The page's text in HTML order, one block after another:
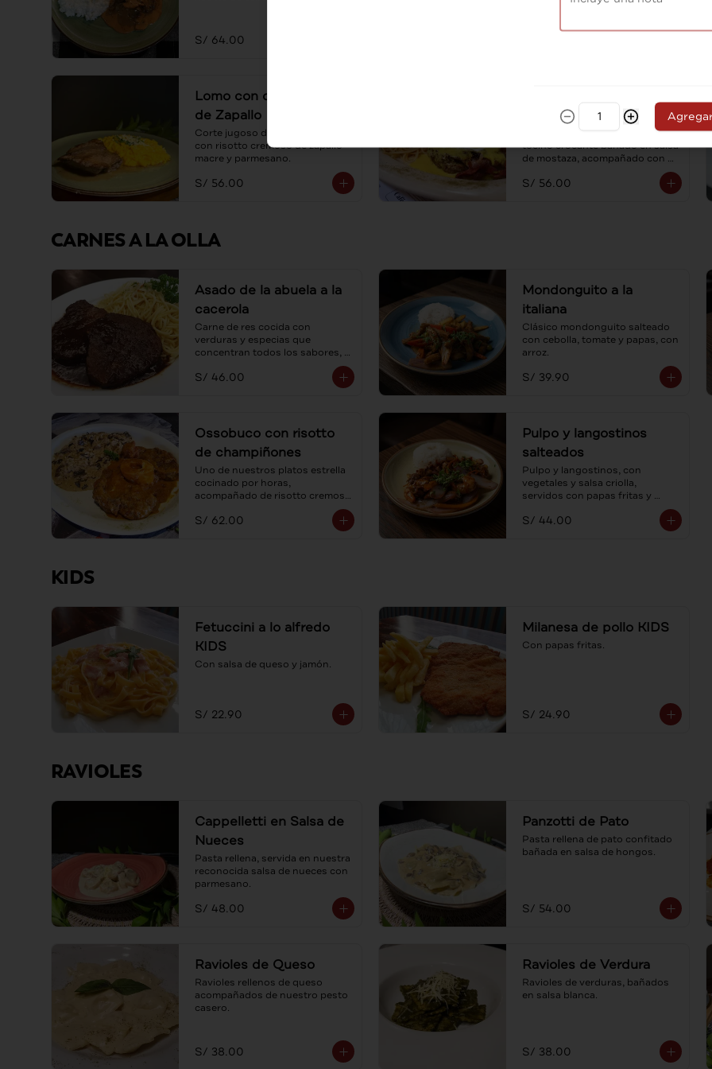
S/ 64.00
Lomo con con Risotto
de Zapallo
Corte jugoso de lomo servido
con risotto cremoso de zapallo
macre y parmesano.
S/ 56.00
crocante
Medallón de lomo coronado con
tocino crocante bañado en salsa
de mostaza, acompañado con
spaghetti al ajo y aceite de oliva.
S/ 56.00
CARNES A LA OLLA
Asado de la abuela a la
cacerola
Carne de res cocida con
verduras y especias que
concentran todos los sabores,
acompañada con spaguetti a la
mantequilla.
S/ 46.00
Mondonguito a la
italiana
Clásico mondonguito salteado
con cebolla, tomate y papas, con
arroz.
S/ 39.90
Ossobuco con risotto
de champiñones
Uno de nuestros platos estrella
cocinado por horas,
acompañado de risotto cremoso
parmesano.
S/ 62.00
Pulpo y langostinos
salteados
Pulpo y langostinos, con
vegetales y salsa criolla,
servidos con papas fritas y
arroz. Al estilo lomo saltado, un
mar de sabores.
S/ 44.00
KIDS
Fetuccini a lo alfredo
KIDS
Con salsa de queso y jamón.
S/ 22.90
Milanesa de pollo KIDS
Con papas fritas.
S/ 24.90
RAVIOLES
Cappelletti en Salsa de
Nueces
Pasta rellena, servida en nuestra
reconocida salsa de nueces con
parmesano.
S/ 48.00
Panzotti de Pato
Pasta rellena de pato confitado
bañada en salsa de hongos.
S/ 54.00
Ravioles de Queso
Ravioles rellenos de queso
acompañados de nuestro pesto
casero.
S/ 38.00
Ravioles de Verdura
Ravioles de verduras, bañados
en salsa blanca.
S/ 38.00